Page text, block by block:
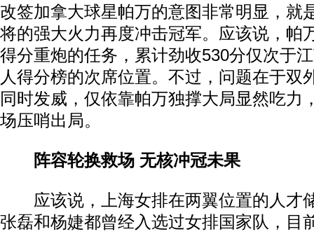
改签加拿大球星帕万的意图非常明显，就
将的强大火力再度冲击冠军。应该说，帕
得分重炮的任务，累计劲收530分仅次于
人得分榜的次席位置。不过，问题在于双
同时发威，仅依靠帕万独撑大局显然吃力
场压哨出局。
阵容轮换救场 无核冲冠未果
应该说，上海女排在两翼位置的人才
张磊和杨婕都曾经入选过女排国家队，目
动物系恋人啊 | 钟欣潼体验爱情哲学